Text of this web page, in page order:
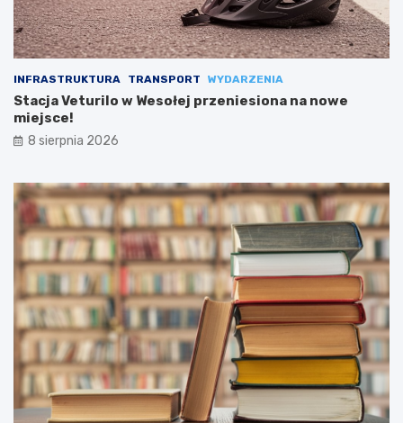
INFRASTRUKTURA TRANSPORT WYDARZENIA
Stacja Veturilo w Wesołej przeniesiona na nowe
miejsce!
8 sierpnia 2026